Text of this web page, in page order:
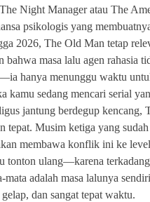
Night Manager atau The
psikologis yang
2026, The Old Man tetap
bahwa masa lalu agen rahasia
hanya menunggu waktu
kamu sedang mencari serial
jantung berdegup kencang,
tepat. Musim ketiga yang
membawa konflik ini ke
tonton ulang—karena
mata adalah masa lalunya
dan sangat tepat waktu.